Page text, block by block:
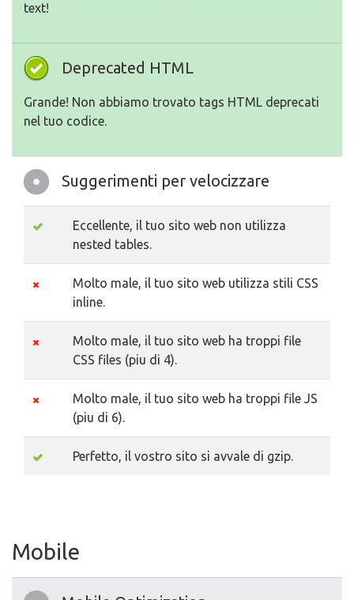
text!
Deprecated HTML
Grande! Non abbiamo trovato tags HTML deprecati
nel tuo codice.
Suggerimenti per velocizzare
Eccellente, il tuo sito web non utilizza
nested tables.
Molto male, il tuo sito web utilizza stili CSS
inline.
Molto male, il tuo sito web ha troppi file
CSS files (piu di 4).
Molto male, il tuo sito web ha troppi file JS
(piu di 6).
Perfetto, il vostro sito si avvale di gzip.
Mobile